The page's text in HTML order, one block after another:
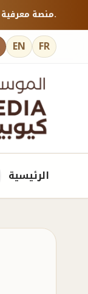
منصة معرفية موثوقة — شارك بمعرفتك عبر الموسوعة العالمية كيوبيديا.
EN FR
الرئيسية